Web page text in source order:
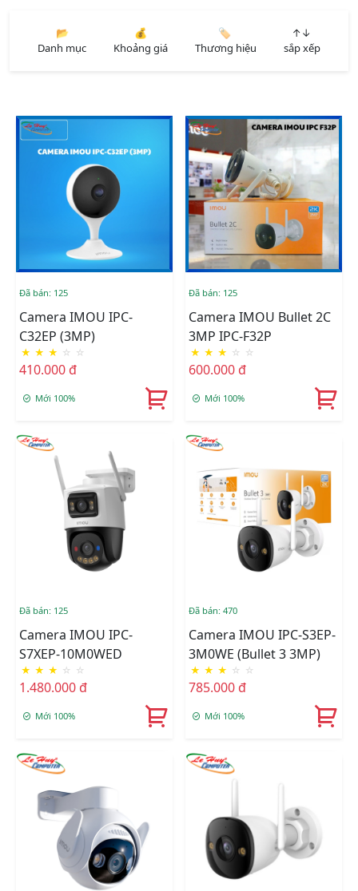
📂
Danh mục
💰
Khoảng giá
🏷️
Thương hiệu
↑↓
sắp xếp
Đã bán: 125
Camera IMOU IPC-
C32EP (3MP)
★ ★ ★ ☆ ☆
410.000 đ
Mới 100%
Đã bán: 125
Camera IMOU Bullet 2C
3MP IPC-F32P
★ ★ ★ ☆ ☆
600.000 đ
Mới 100%
Đã bán: 125
Camera IMOU IPC-
S7XEP-10M0WED
★ ★ ★ ☆ ☆
1.480.000 đ
Mới 100%
Đã bán: 470
Camera IMOU IPC-S3EP-
3M0WE (Bullet 3 3MP)
★ ★ ★ ☆ ☆
785.000 đ
Mới 100%